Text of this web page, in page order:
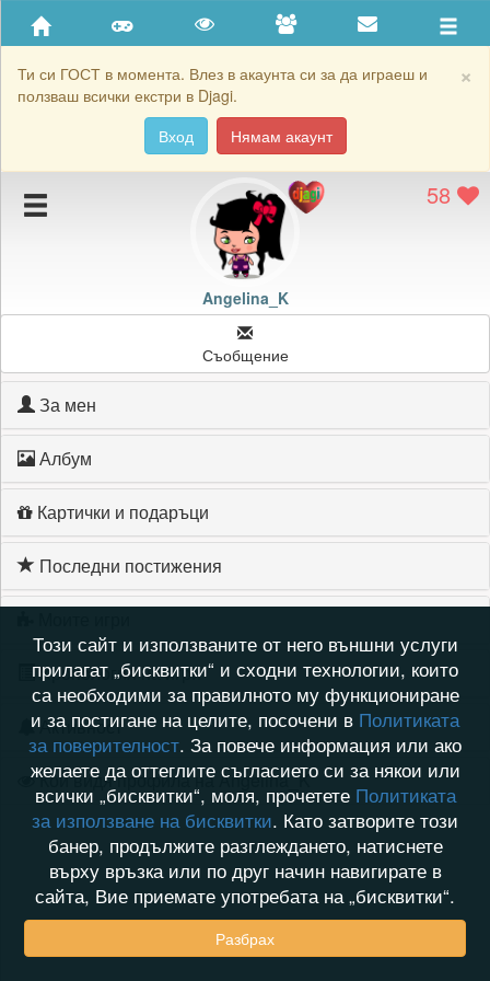
×
Ти си ГОСТ в момента. Влез в акаунта си за да играеш и
ползваш всички екстри в Djagi.
Вход
Нямам акаунт
Приятели
Хронология на игри
Подаръците на Angelina_K
Картичките на Angelina_K
Блокирай Angelina_K
58
Angelina_K
Съобщение
За мен
Албум
Картички и подаръци
Последни постижения
Хронология на игри
Активност
Кой видя профила на Angelina_K
Този сайт и използваните от него външни услуги
прилагат „бисквитки“ и сходни технологии, които
са необходими за правилното му функциониране
и за постигане на целите, посочени в Политиката
за поверителност. За повече информация или ако
желаете да оттеглите съгласието си за някои или
всички „бисквитки“, моля, прочетете Политиката
за използване на бисквитки. Като затворите този
банер, продължите разглеждането, натиснете
върху връзка или по друг начин навигирате в
сайта, Вие приемате употребата на „бисквитки“.
Разбрах